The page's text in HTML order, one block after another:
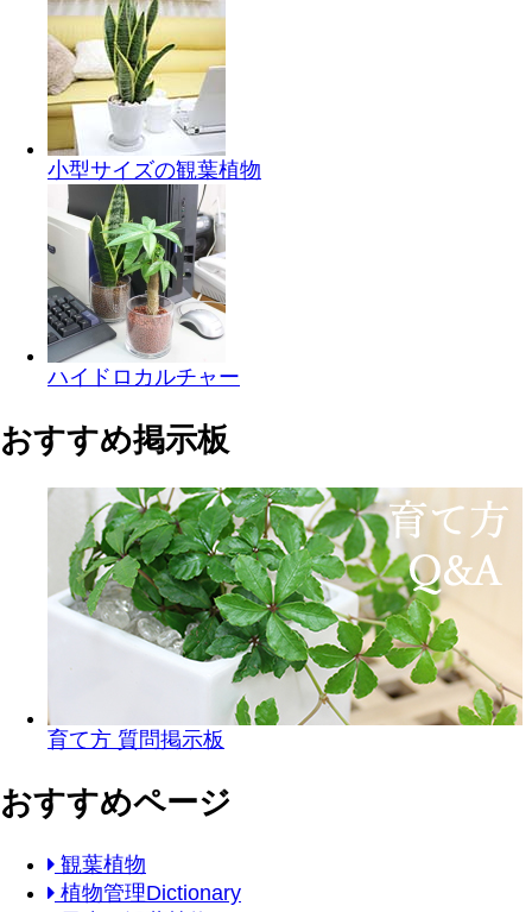
小型サイズの観葉植物
ハイドロカルチャー
おすすめ掲示板
育て方 質問掲示板
おすすめページ
観葉植物
植物管理Dictionary